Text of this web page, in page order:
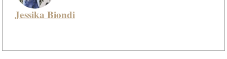
Jessika Biondi